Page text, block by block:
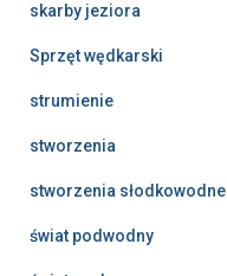
skarby jeziora
Sprzęt wędkarski
strumienie
stworzenia
stworzenia słodkowodne
świat podwodny